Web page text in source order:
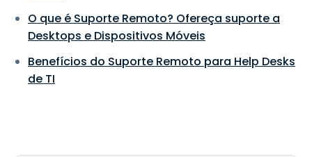
O que é Suporte Remoto? Ofereça suporte a
Desktops e Dispositivos Móveis
Benefícios do Suporte Remoto para Help Desks
de TI